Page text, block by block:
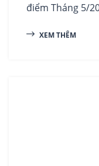
điểm Tháng 5/
XEM THÊM